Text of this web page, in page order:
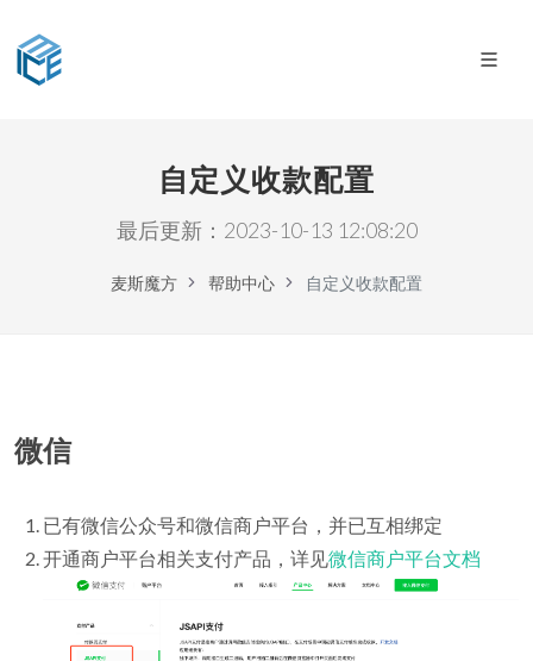
自定义收款配置
最后更新：2023-10-13 12:08:20
麦斯魔方 帮助中心 自定义收款配置
微信
已有微信公众号和微信商户平台，并已互相绑定
开通商户平台相关支付产品，详见微信商户平台文档